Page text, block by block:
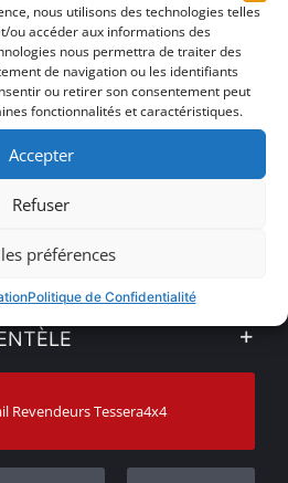
nous utilisons des technologies telles
ou accéder aux informations des
nous permettra de traiter des
de navigation ou les identifiants
ou retirer son consentement peut
fonctionnalités et caractéristiques.
Accepter
Refuser
préférences
Politique de Confidentialité
6947901533
2105542813
Revendeurs Tessera4x4